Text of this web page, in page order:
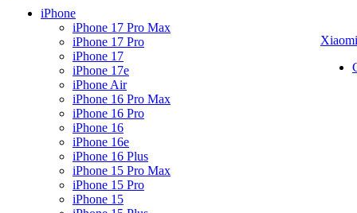
iPhone
iPhone 17 Pro Max
iPhone 17 Pro
iPhone 17
iPhone 17e
iPhone Air
iPhone 16 Pro Max
iPhone 16 Pro
iPhone 16
iPhone 16e
iPhone 16 Plus
iPhone 15 Pro Max
iPhone 15 Pro
iPhone 15
Xiaomi